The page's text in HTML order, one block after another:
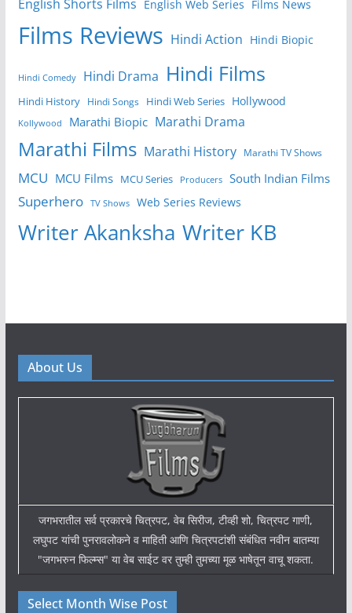
English Shorts Films English Web Series Films News
Films Reviews Hindi Action Hindi Biopic
Hindi Comedy Hindi Drama Hindi Films
Hindi History Hindi Songs Hindi Web Series Hollywood
Kollywood Marathi Biopic Marathi Drama
Marathi Films Marathi History Marathi TV Shows
MCU MCU Films MCU Series Producers South Indian Films
Superhero TV Shows Web Series Reviews
Writer Akanksha Writer KB
About Us
जगभरातील सर्व प्रकारचे चित्रपट, वेब सिरीज, टीव्ही शो, चित्रपट गाणी,
लघुपट यांची पुनरावलोकने व माहिती आणि चित्रपटांशी संबंधित नवीन बातम्या
"जगभरुन फिल्म्स" या वेब साईट वर तुम्ही तुमच्या मूळ भाषेतून वाचू शकता.
Select Month Wise Post